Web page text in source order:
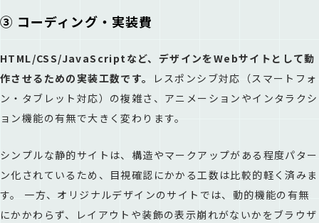
③ コーディング・実装費
HTML/CSS/JavaScriptなど、デザインをWebサイトとして動
作させるための実装工数です。
レスポンシブ対応（スマートフォ
ン・タブレット対応）の複雑さ、アニメーションやインタラクシ
ョン機能の有無で大きく変わります。
シンプルな静的サイトは、構造やマークアップがある程度パター
ン化されているため、目視確認にかかる工数は比較的軽く済みま
す。 一方、オリジナルデザインのサイトでは、動的機能の有無
にかかわらず、レイアウトや装飾の表示崩れがないかをブラウザ